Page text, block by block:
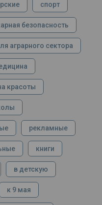
спорт
безопасность
аграрного сектора
красоты
рекламные
книги
в детскую
к 9 мая